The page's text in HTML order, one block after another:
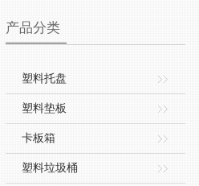
产品分类
塑料托盘
塑料垫板
卡板箱
塑料垃圾桶